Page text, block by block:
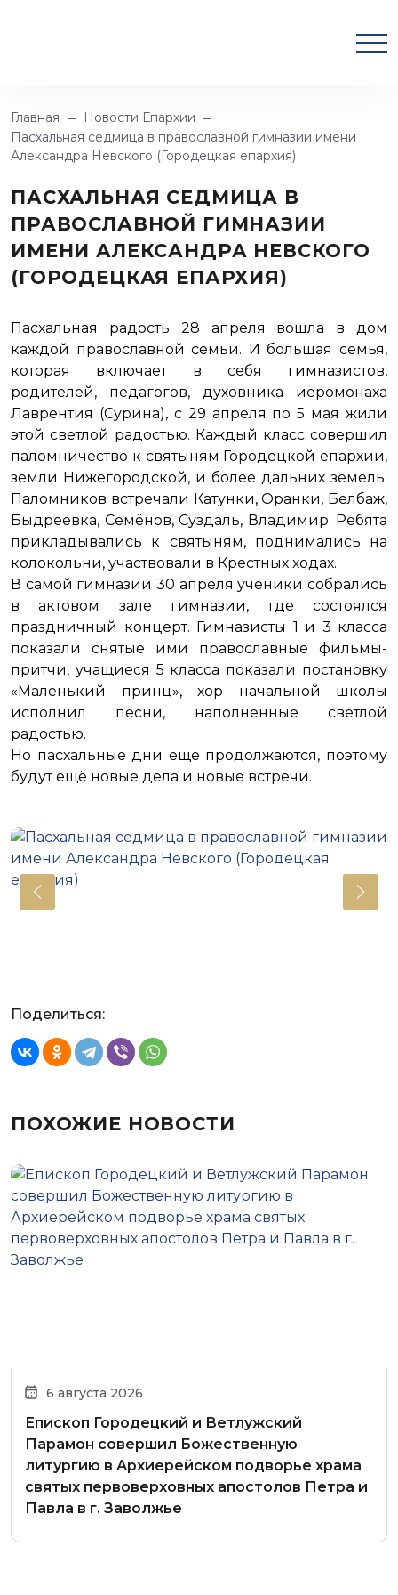
Главная
Новости Епархии
Пасхальная седмица в православной гимназии имени
Александра Невского (Городецкая епархия)
ПАСХАЛЬНАЯ СЕДМИЦА В
ПРАВОСЛАВНОЙ ГИМНАЗИИ
ИМЕНИ АЛЕКСАНДРА НЕВСКОГО
(ГОРОДЕЦКАЯ ЕПАРХИЯ)
Пасхальная радость 28 апреля вошла в дом
каждой православной семьи. И большая семья,
которая включает в себя гимназистов,
родителей, педагогов, духовника иеромонаха
Лаврентия (Сурина), с 29 апреля по 5 мая жили
этой светлой радостью. Каждый класс совершил
паломничество к святыням Городецкой епархии,
земли Нижегородской, и более дальних земель.
Паломников встречали Катунки, Оранки, Белбаж,
Быдреевка, Семёнов, Суздаль, Владимир. Ребята
прикладывались к святыням, поднимались на
колокольни, участвовали в Крестных ходах.
В самой гимназии 30 апреля ученики собрались
в актовом зале гимназии, где состоялся
праздничный концерт. Гимназисты 1 и 3 класса
показали снятые ими православные фильмы-
притчи, учащиеся 5 класса показали постановку
«Маленький принц», хор начальной школы
исполнил песни, наполненные светлой
радостью.
Но пасхальные дни еще продолжаются, поэтому
будут ещё новые дела и новые встречи.
Поделиться:
ПОХОЖИЕ НОВОСТИ
6 августа 2026
Епископ Городецкий и Ветлужский
Парамон совершил Божественную
литургию в Архиерейском подворье храма
святых первоверховных апостолов Петра и
Павла в г. Заволжье